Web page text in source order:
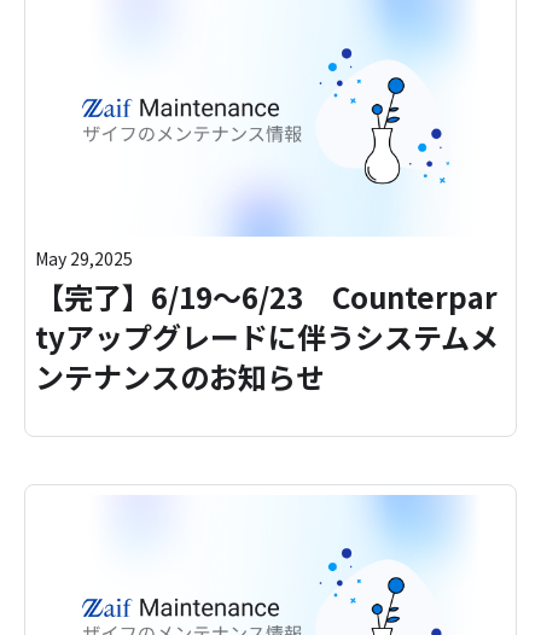
May 29,2025
【完了】6/19～6/23 Counterpar
tyアップグレードに伴うシステムメ
ンテナンスのお知らせ